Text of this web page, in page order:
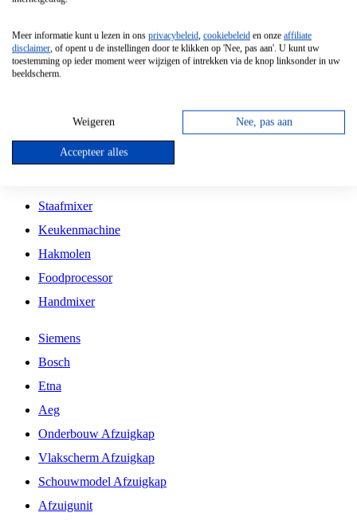
Vrijstaande Magnetron
Vrijstaande Kookplaat
Inbouw Gaskookplaat
Inbouw Keramische Kookplaat
Kookplaat Accessoires
Staafmixer
Keukenmachine
Hakmolen
Foodprocessor
Handmixer
Siemens
Bosch
Etna
Aeg
Onderbouw Afzuigkap
Vlakscherm Afzuigkap
Schouwmodel Afzuigkap
Afzuigunit
Meer informatie kunt u lezen in ons privacybeleid, cookiebeleid en onze affiliate
disclaimer, of opent u de instellingen door te klikken op 'Nee, pas aan'. U kunt uw
toestemming op ieder moment weer wijzigen of intrekken via de knop linksonder in uw
beeldscherm.
Weigeren Nee, pas aan
Accepteer alles